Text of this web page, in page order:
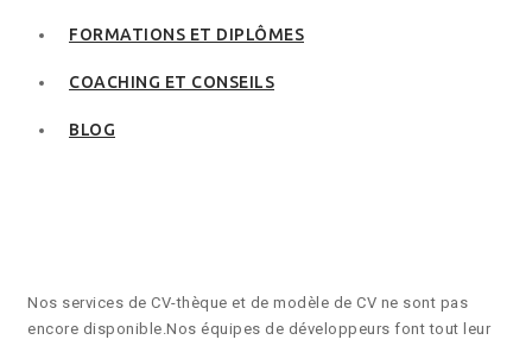
FORMATIONS ET DIPLÔMES
COACHING ET CONSEILS
BLOG
Nos services de CV-thèque et de modèle de CV ne sont pas
encore disponible.Nos équipes de développeurs font tout leur